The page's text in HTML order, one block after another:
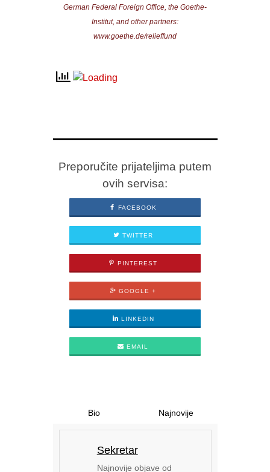
German Federal Foreign Office, the Goethe-
Institut, and other partners:
www.goethe.de/relieffund
Preporučite prijateljima putem
ovih servisa:
FACEBOOK
TWITTER
PINTEREST
GOOGLE +
LINKEDIN
EMAIL
Bio Najnovije
Sekretar
Najnovije objave od